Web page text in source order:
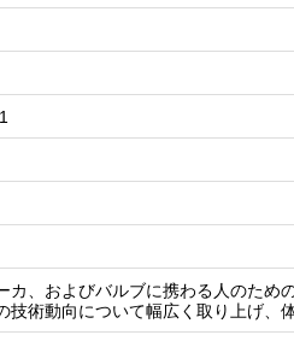
カ、およびバルブに携わる人のため
技術動向について幅広く取り上げ、